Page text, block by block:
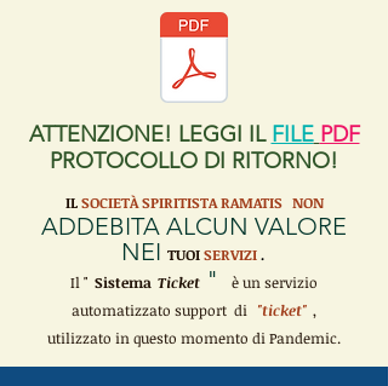
ATTENZIONE! LEGGI IL FILE PDF
PROTOCOLLO DI RITORNO!
IL SOCIETÀ SPIRITISTA RAMATIS NON
ADDEBITA ALCUN VALORE
NEI TUOI SERVIZI.
Il " Sistema Ticket "
è un servizio
automatizzato support di
"ticket" ,
utilizzato in questo momento di Pandemic.